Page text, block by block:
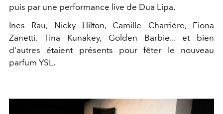
puis par une performance live de Dua Lipa.
Ines Rau, Nicky Hilton, Camille Charrière, Fiona
Zanetti, Tina Kunakey, Golden Barbie... et bien
d'autres étaient présents pour fêter le nouveau
parfum YSL.